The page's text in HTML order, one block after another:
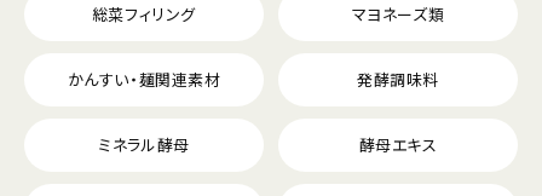
総菜フィリング マヨネーズ類
かんすい・麺関連素材 発酵調味料
ミネラル酵母 酵母エキス